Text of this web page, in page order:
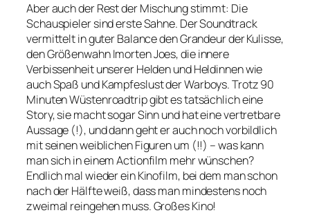
Aber auch der Rest der Mischung stimmt: Die
Schauspieler sind erste Sahne. Der Soundtrack
vermittelt in guter Balance den Grandeur der Kulisse,
den Größenwahn Imorten Joes, die innere
Verbissenheit unserer Helden und Heldinnen wie
auch Spaß und Kampfeslust der Warboys. Trotz 90
Minuten Wüstenroadtrip gibt es tatsächlich eine
Story, sie macht sogar Sinn und hat eine vertretbare
Aussage (!), und dann geht er auch noch vorbildlich
mit seinen weiblichen Figuren um (!!) – was kann
man sich in einem Actionfilm mehr wünschen?
Endlich mal wieder ein Kinofilm, bei dem man schon
nach der Hälfte weiß, dass man mindestens noch
zweimal reingehen muss. Großes Kino!